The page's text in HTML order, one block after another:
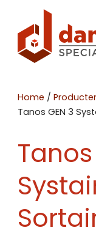
Home /
Tanos GEN 3
Tanos